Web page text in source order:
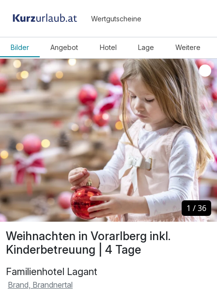
Wertgutscheine
Bilder Angebot Hotel Lage Weitere
Weihnachten in Vorarlberg inkl.
Kinderbetreuung | 4 Tage
Familienhotel Lagant
Brand, Brandnertal
1 /36
1 /36